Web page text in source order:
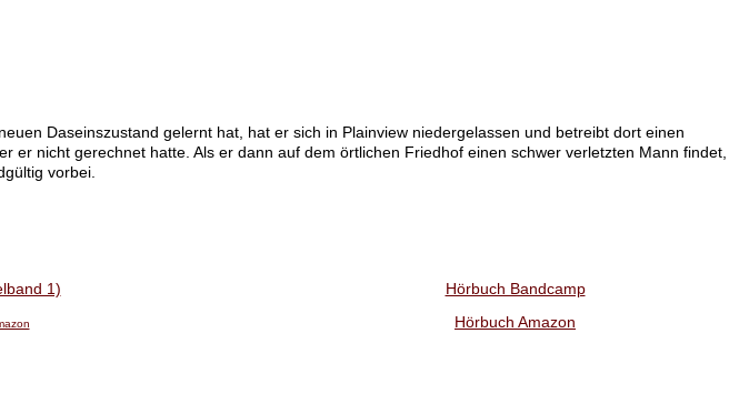
Daseinszustand gelernt hat, hat er sich in Plainview niedergelassen und betreibt dort einen
nicht gerechnet hatte. Als er dann auf dem örtlichen Friedhof einen schwer verletzten Mann findet,
vorbei.
1) Hörbuch Bandcamp
Hörbuch Amazon